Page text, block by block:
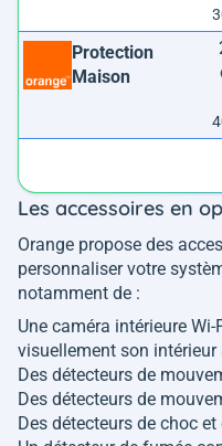
Protection
Maison
Les accessoires en
Orange propose des
personnaliser votre
notamment de :
Une caméra intérieure
visuellement son intérieur
Des détecteurs de
Des détecteurs de
Des détecteurs de choc